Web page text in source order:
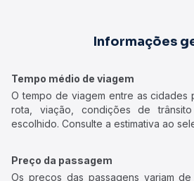
Informações
Tempo médio de viagem
O tempo de viagem entre as cidades
rota, viação, condições de
escolhido. Consulte a estimativa ao
Preço da passagem
Os preços das passagens variam